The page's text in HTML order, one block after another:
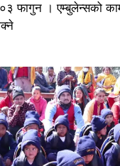
फागुन । एम्बुलेन्सको